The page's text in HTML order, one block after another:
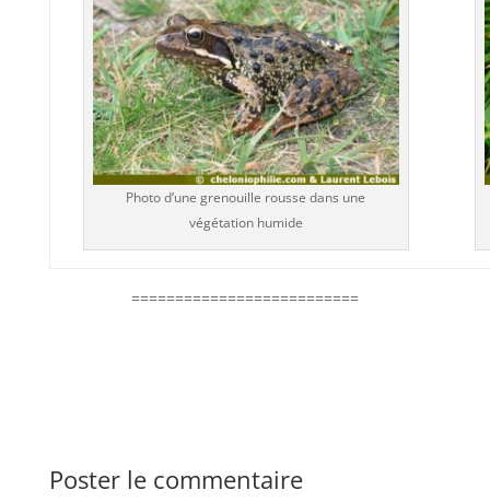
Photo d’une grenouille rousse dans une
végétation humide
==========================
Poster le commentaire